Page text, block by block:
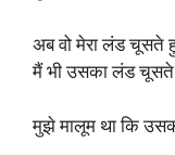
अब वो मेरा लंड चूसते
मैं भी उसका लंड चूसते
मुझे मालूम था कि